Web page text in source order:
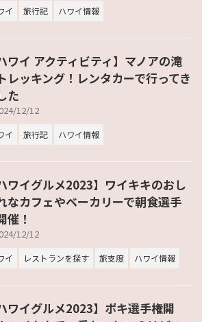
イ 旅行記 ハワイ情報
ワイ アクティビティ】マノアの滝
レッキング！レンタカーで行ってき
た
12/12
イ 旅行記 ハワイ情報
ハワイグルメ2023】ワイキキのおし
なカフェやベーカリーで朝食選手
催！
12/12
イ レストランを探す 旅支度 ハワイ情報
ワイグルメ2023】ポキ選手権開